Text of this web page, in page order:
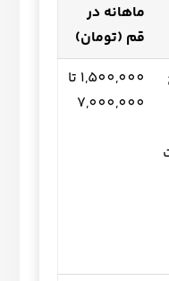
ماهانه در
قم (تومان)
1,500,000 تا
7,000,000